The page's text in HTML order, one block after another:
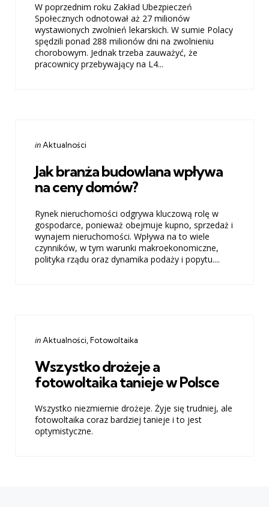
W poprzednim roku Zakład Ubezpieczeń
Społecznych odnotował aż 27 milionów
wystawionych zwolnień lekarskich. W sumie Polacy
spędzili ponad 288 milionów dni na zwolnieniu
chorobowym. Jednak trzeba zauważyć, że
pracownicy przebywający na L4...
Categories
Posted
inAktualności
Jak branża budowlana wpływa
na ceny domów?
Rynek nieruchomości odgrywa kluczową rolę w
gospodarce, ponieważ obejmuje kupno, sprzedaż i
wynajem nieruchomości. Wpływa na to wiele
czynników, w tym warunki makroekonomiczne,
polityka rządu oraz dynamika podaży i popytu....
Categories
Posted
inAktualności Fotowoltaika
Wszystko drożeje a
fotowoltaika tanieje w Polsce
Wszystko niezmiernie drożeje. Żyje się trudniej, ale
fotowoltaika coraz bardziej tanieje i to jest
optymistyczne.